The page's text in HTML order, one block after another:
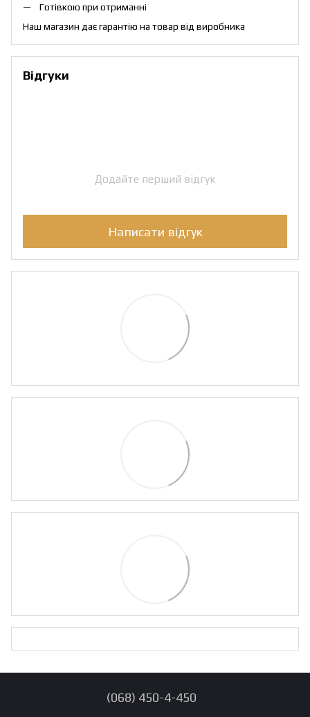
Готівкою при отриманні
Наш магазин дає гарантію на товар від виробника
Відгуки
Додайте перший відгук
Написати відгук
(068) 450-4-450